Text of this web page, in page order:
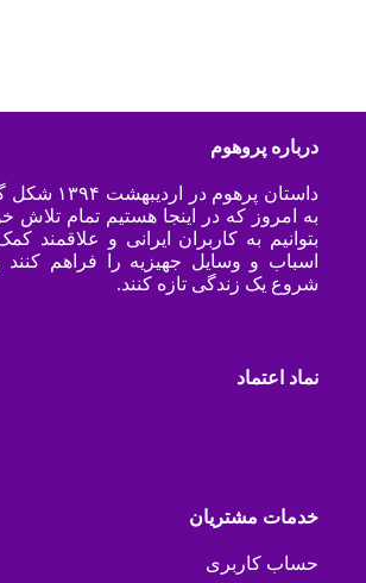
درباره پروهوم
داستان پرهوم
به امروز که در اینجا هستیم تمام تلاش
بتوانیم به کاربران ایرانی و علاقمند کمک
اسباب و وسایل جهیزیه را فراهم کنند
شروع یک زندگی تازه کنند.
نماد اعتماد
خدمات مشتریان
حساب کاربری